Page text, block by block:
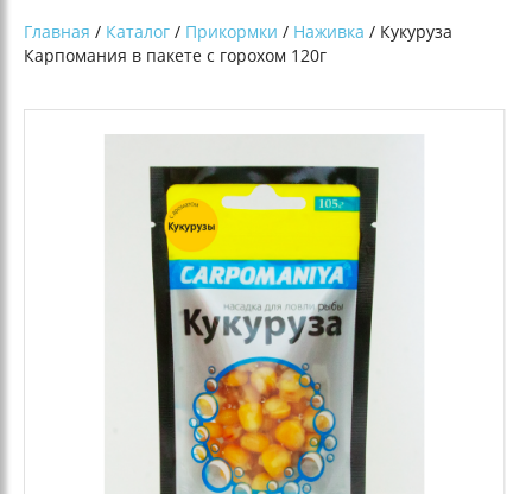
Главная / Каталог / Прикормки / Наживка / Кукуруза
Карпомания в пакете с горохом 120г